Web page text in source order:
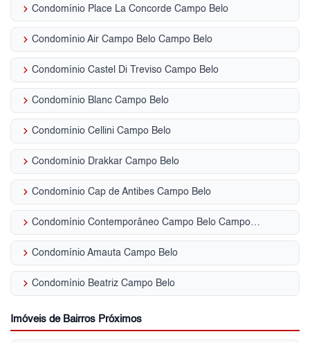
keyboard_arrow_right Condomínio Place La Concorde Campo Belo
keyboard_arrow_right Condomínio Air Campo Belo Campo Belo
keyboard_arrow_right Condomínio Castel Di Treviso Campo Belo
keyboard_arrow_right Condomínio Blanc Campo Belo
keyboard_arrow_right Condomínio Cellini Campo Belo
keyboard_arrow_right Condomínio Drakkar Campo Belo
keyboard_arrow_right Condomínio Cap de Antibes Campo Belo
keyboard_arrow_right Condomínio Contemporâneo Campo Belo Campo Belo
keyboard_arrow_right Condomínio Amauta Campo Belo
keyboard_arrow_right Condomínio Beatriz Campo Belo
Imóveis de Bairros Próximos